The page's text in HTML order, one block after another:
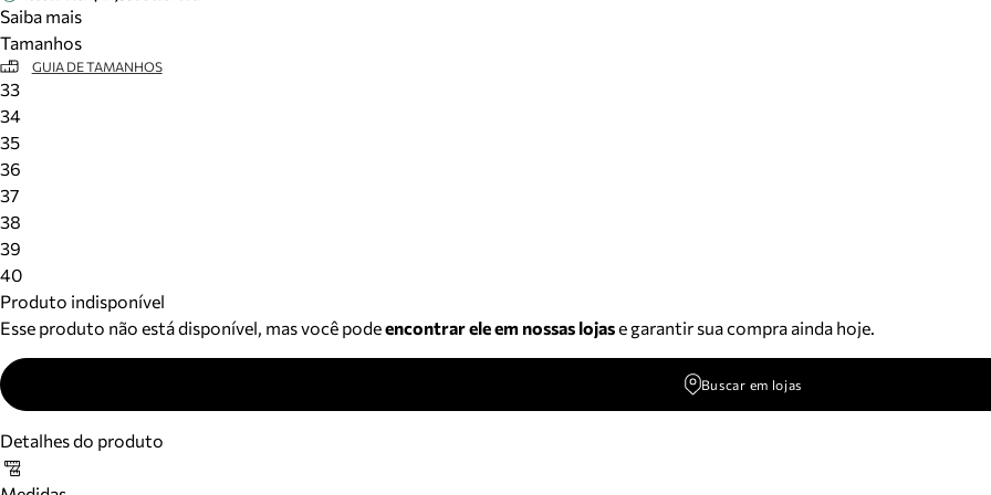
Saiba mais
Tamanhos
GUIA DE TAMANHOS
33
34
35
36
37
38
39
40
Produto indisponível
Esse produto não está disponível, mas você podeencontrar ele em nossas lojase garantir sua compra ainda hoje.
Buscar em lojas
Detalhes do produto